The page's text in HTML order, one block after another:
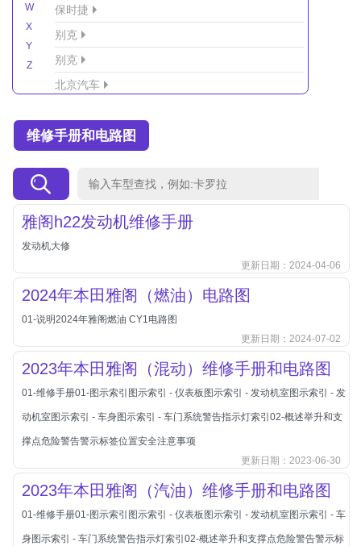
W
X
Y
Z
保时捷
别克
别克
北京汽车
北京越野车
北汽制造
北汽瑞翔
奔腾
奔驰
宝沃
宝马
宝骏
宾利
本田
维修手册和电路图
雅阁h22发动机维修手册
发动机大修
更新日期：2024-04-06
2024年本田雅阁（燃油）电路图
01-说明2024年雅阁燃油 CY1电路图
更新日期：2024-07-02
2023年本田雅阁（混动）维修手册和电路图
01-维修手册01-图示索引图示索引 - 仪表板图示索引 - 发动机室图示索引 - 发
动机室图示索引 - 车身图示索引 - 车门系统警告指示灯索引02-概述举升和支
撑点危险警告警示标签位置安全注意事项
更新日期：2023-06-30
2023年本田雅阁（汽油）维修手册和电路图
01-维修手册01-图示索引图示索引 - 仪表板图示索引 - 发动机室图示索引 - 车
身图示索引 - 车门系统警告指示灯索引02-概述举升和支撑点危险警告警示标